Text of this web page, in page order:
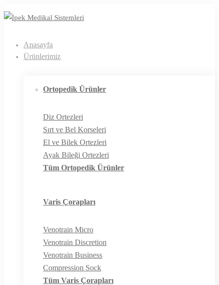
Anasayfa
Ürünlerimiz
Ortopedik Ürünler
Diz Ortezleri
Sırt ve Bel Korseleri
El ve Bilek Ortezleri
Ayak Bileği Ortezleri
Tüm Ortopedik Ürünler
Varis Çorapları
Venotrain Micro
Venotrain Discretion
Venotrain Business
Compression Sock
Tüm Varis Çorapları